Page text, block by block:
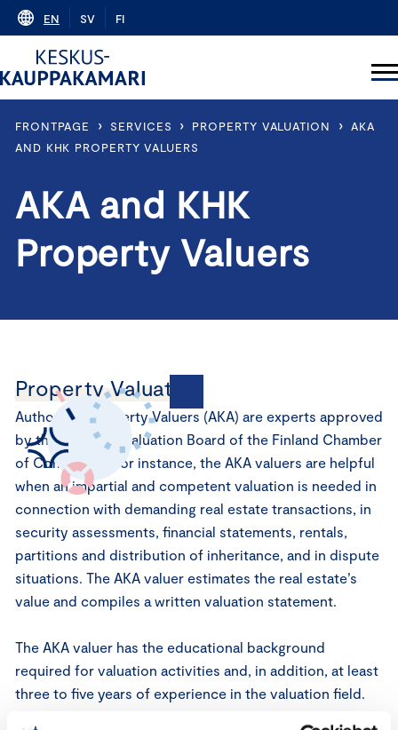
Skip
content
EN SV FI
FRONTPAGE › SERVICES › PROPERTY VALUATION › AKA
AND KHK PROPERTY VALUERS
AKA and KHK
Property Valuers
Property Valuation
Authorized Property Valuers (AKA) are experts approved
by the Property Valuation Board of the Finland Chamber
of Commerce. For instance, the AKA valuers are helpful
when an impartial and competent valuation is needed in
connection with demanding real estate transactions, in
security assessments, financial statements, rentals,
partitions and distribution of inheritance, and in dispute
situations. The AKA valuer estimates the real estate’s
value and compiles a written valuation statement.
The AKA valuer has the educational background
required for valuation activities and, in addition, at least
three to five years of experience in the valuation field.